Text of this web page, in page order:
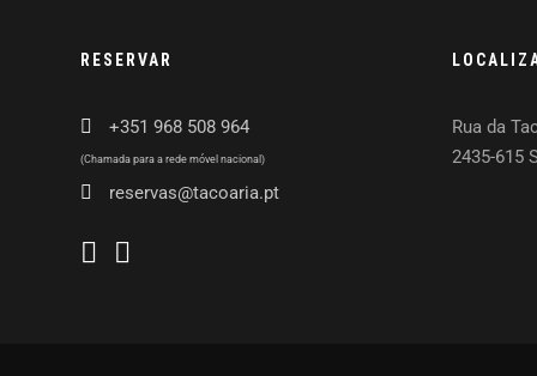
RESERVAR
+351 968 508 964
(Chamada para a rede móvel nacional)
reservas@tacoaria.pt
Rua da
2435-615